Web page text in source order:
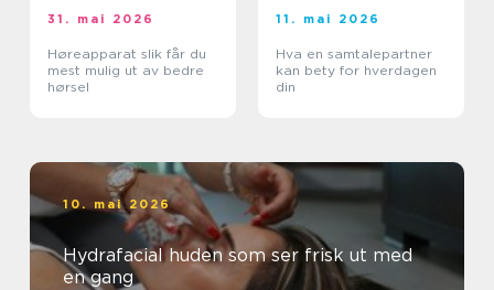
31. mai 2026
Høreapparat slik får du
mest mulig ut av bedre
hørsel
11. mai 2026
Hva en samtalepartner
kan bety for hverdagen
din
10. mai 2026
Hydrafacial huden som ser frisk ut med
en gang